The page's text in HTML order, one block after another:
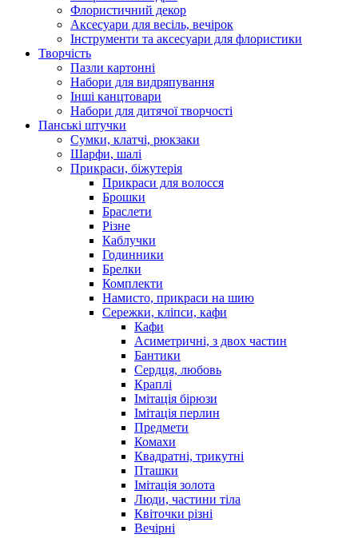
Флористичний декор
Аксесуари для весіль, вечірок
Інструменти та аксесуари для флористики
Творчість
Пазли картонні
Набори для видряпування
Інші канцтовари
Набори для дитячої творчості
Панські штучки
Сумки, клатчі, рюкзаки
Шарфи, шалі
Прикраси, біжутерія
Прикраси для волосся
Брошки
Браслети
Різне
Каблучки
Годинники
Брелки
Комплекти
Намисто, прикраси на шию
Сережки, кліпси, кафи
Кафи
Асиметричні, з двох частин
Бантики
Сердця, любовь
Краплі
Імітація бірюзи
Імітація перлин
Предмети
Комахи
Квадратні, трикутні
Пташки
Імітація золота
Люди, частини тіла
Квіточки різні
Вечірні